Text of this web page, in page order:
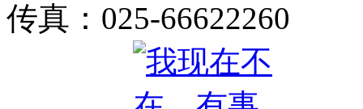
传真：025-66622260